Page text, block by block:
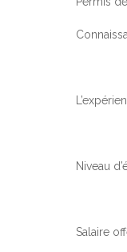
Niveau
Salaire